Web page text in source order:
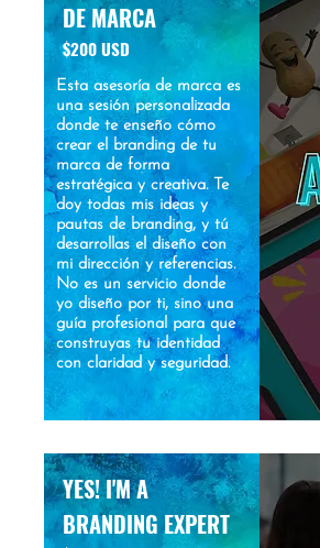
DE MARCA
$200 USD
Esta asesoría de marca es
una sesión personalizada
donde te enseño cómo
crear el branding de tu
marca de forma
estratégica y creativa. Te
doy todas mis ideas y
pautas de branding, y tú
desarrollas el diseño con
mi dirección y referencias.
No es un servicio donde
yo diseño por ti, sino una
guía profesional para que
construyas tu identidad
con claridad y seguridad.
YES! I'M A
BRANDING EXPERT